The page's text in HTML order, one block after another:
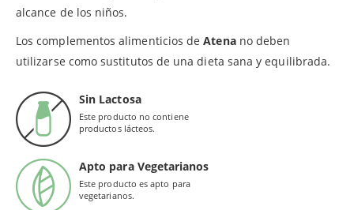
alcance de los niños.
Los complementos alimenticios deAtena no deben
utilizarse como sustitutos de una dieta sana y equilibrada.
Sin Lactosa
Este producto no contiene
productos lácteos.
Apto para Vegetarianos
Este producto es apto para
vegetarianos.